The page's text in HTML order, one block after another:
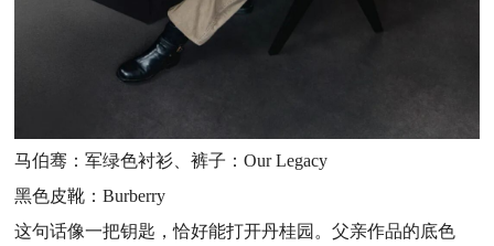
马伯骞：军绿色衬衫、裤子：Our Legacy
黑色皮靴：Burberry
这句话像一把钥匙，恰好能打开丹桂园。父亲作品的底色